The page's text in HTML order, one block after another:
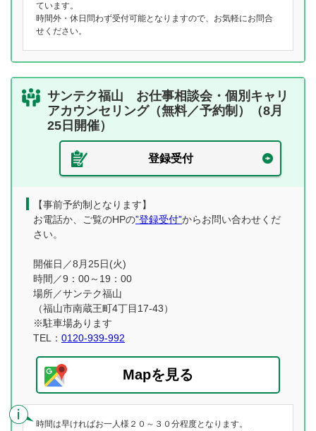
ています。
時間外・休日問わず受付可能となりますので、お気軽にお問合
せください。
サンテク福山 お仕事相談会・個別キャリ
アカウンセリング（無料／予約制）（8月
25日開催）
登録受付
【事前予約制となります】
お電話か、ご覧のHPの”登録受付”からお問い合わせくだ
さい。
開催日／8月25日(火)
時間／9：00～19：00
場所／サンテク福山
（福山市南蔵王町4丁目17-43）
※駐車場あります
TEL： 0120-939-992
Mapを見る
時間は早ければお一人様２０～３０分程度となります。